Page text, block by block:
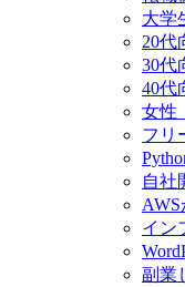
大学
20代
30代
40代
女性
フリ
自社
イン
副業